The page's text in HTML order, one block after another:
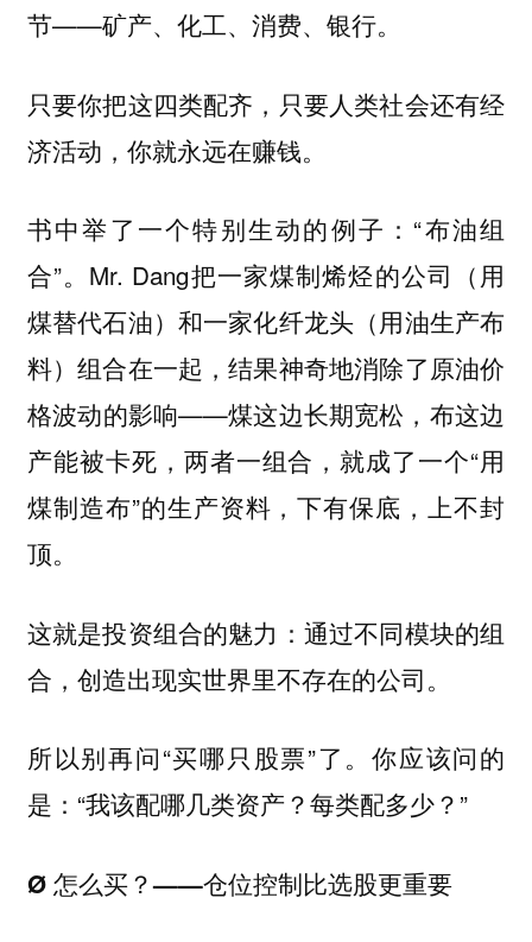
节——矿产、化工、消费、银行。
只要你把这四类配齐，只要人类社会还有经
济活动，你就永远在赚钱。
书中举了一个特别生动的例子：“布油组
合”。Mr. Dang把一家煤制烯烃的公司（用
煤替代石油）和一家化纤龙头（用油生产布
料）组合在一起，结果神奇地消除了原油价
格波动的影响——煤这边长期宽松，布这边
产能被卡死，两者一组合，就成了一个“用
煤制造布”的生产资料，下有保底，上不封
顶。
这就是投资组合的魅力： 通过不同模块的组
合，创造出现实世界里不存在的公司。
所以别再问“买哪只股票”了。你应该问的
是：“我该配哪几类资产？每类配多少？”
Ø 怎么买？——仓位控制比选股更重要